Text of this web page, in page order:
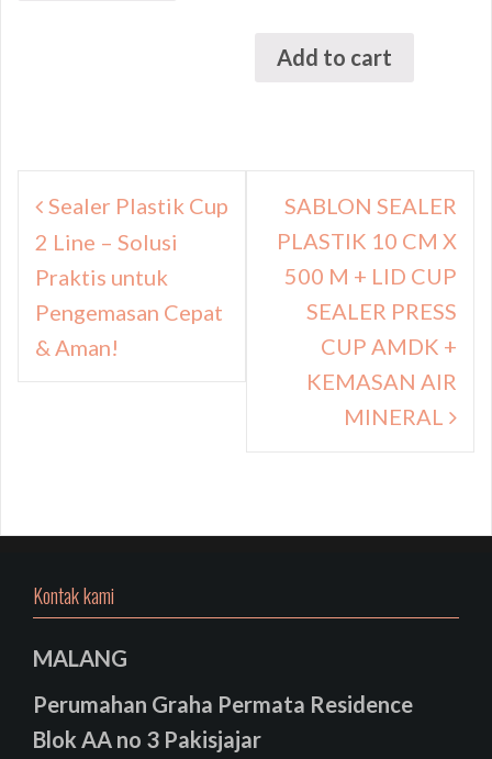
Add to cart
Navigasi
posSealer Plastik Cup
2 Line – Solusi
Praktis untuk
Pengemasan Cepat
& Aman!
SABLON SEALER
PLASTIK 10 CM X
500 M + LID CUP
SEALER PRESS
CUP AMDK +
KEMASAN AIR
MINERAL
Kontak kami
MALANG
Perumahan Graha Permata Residence
Blok AA no 3 Pakisjajar